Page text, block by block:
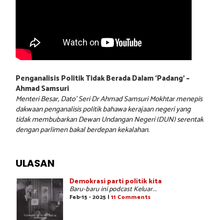
Penganalisis Politik Tidak Berada Dalam ‘Padang’ –
Ahmad Samsuri
Menteri Besar, Dato’ Seri Dr Ahmad Samsuri Mokhtar menepis
dakwaan penganalisis politik bahawa kerajaan negeri yang
tidak membubarkan Dewan Undangan Negeri (DUN) serentak
dengan parlimen bakal berdepan kekalahan.
ULASAN
Demokrasi parti politik kita
Baru-baru ini podcast Keluar...
Feb-15 - 2025 | 11 Comments